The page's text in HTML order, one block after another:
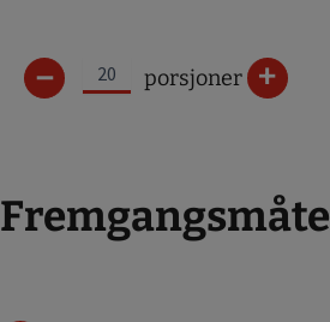
porsjoner
– +
Fremgangsmåte